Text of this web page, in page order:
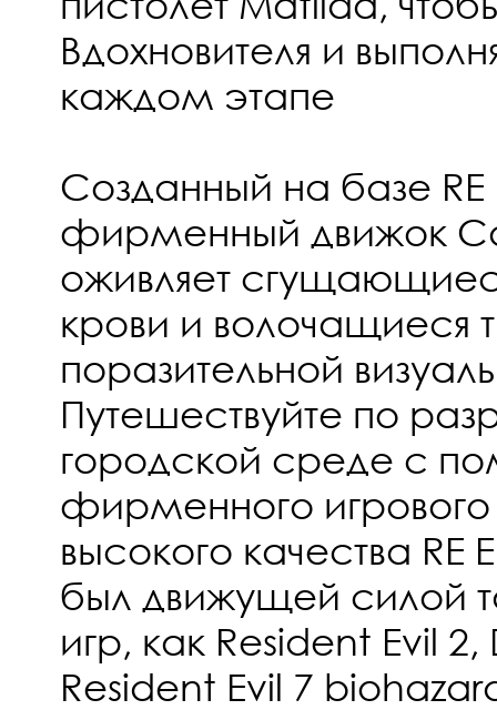
Вдохновителя и
каждом этапе
Созданный на базе RE
фирменный движок
оживляет
крови и волочащиеся
поразительной
Путешествуйте по
городской среде с
фирменного
высокого качества RE
был движущей силой
игр, как Resident Evil
Resident Evil 7